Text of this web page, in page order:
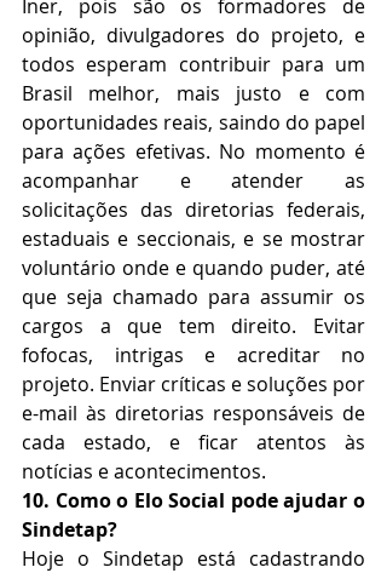
Iner, pois são os formadores de
opinião, divulgadores do projeto, e
todos esperam contribuir para um
Brasil melhor, mais justo e com
oportunidades reais, saindo do papel
para ações efetivas. No momento é
acompanhar e atender as
solicitações das diretorias federais,
estaduais e seccionais, e se mostrar
voluntário onde e quando puder, até
que seja chamado para assumir os
cargos a que tem direito. Evitar
fofocas, intrigas e acreditar no
projeto. Enviar críticas e soluções por
e-mail às diretorias responsáveis de
cada estado, e ficar atentos às
notícias e acontecimentos.
10. Como o Elo Social pode ajudar o
Sindetap?
Hoje o Sindetap está cadastrando